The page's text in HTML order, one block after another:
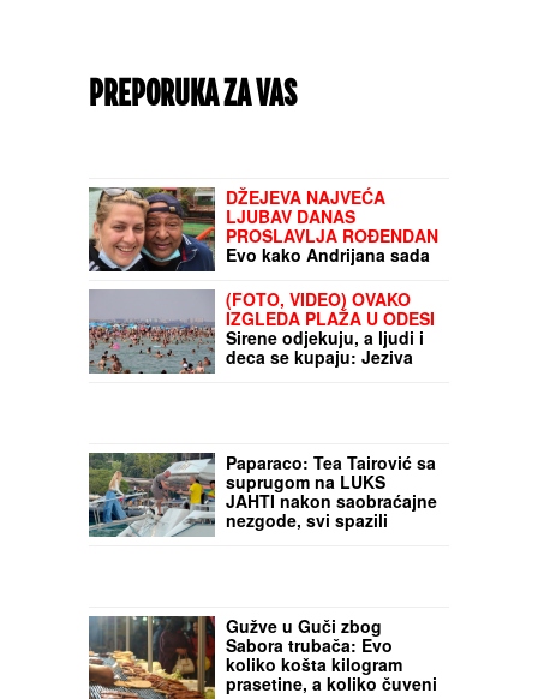
PREPORUKA ZA VAS
DŽEJEVA NAJVEĆA
LJUBAV DANAS
PROSLAVLJA ROĐENDAN
Evo kako Andrijana sada
sa njegovim ćerkama, a
jedan detalj svi
komentarišu
(FOTO, VIDEO) OVAKO
IZGLEDA PLAŽA U ODESI
Sirene odjekuju, a ljudi i
deca se kupaju: Jeziva
Paparaco: Tea Tairović sa
suprugom na LUKS
JAHTI nakon saobraćajne
nezgode, svi spazili
Gužve u Guči zbog
Sabora trubača: Evo
koliko košta kilogram
prasetine, a koliko čuveni